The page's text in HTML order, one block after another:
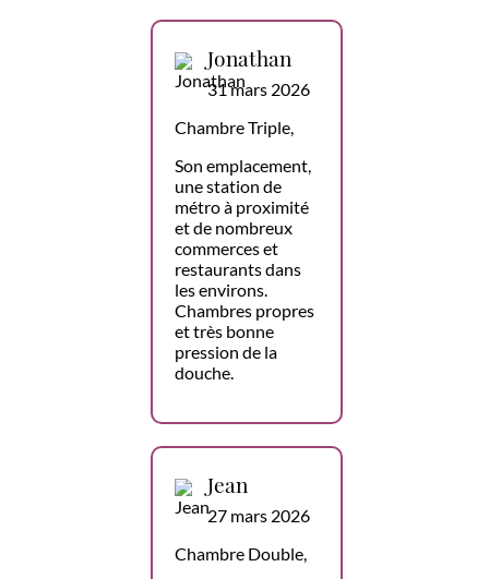
Jonathan
31 mars 2026
Chambre Triple,
Son emplacement,
une station de
métro à proximité
et de nombreux
commerces et
restaurants dans
les environs.
Chambres propres
et très bonne
pression de la
douche.
Jean
27 mars 2026
Chambre Double,